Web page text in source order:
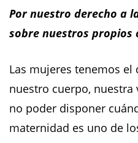
Por nuestro derecho a
sobre nuestros propios
Las mujeres tenemos
nuestro cuerpo, nuestra
no poder disponer
maternidad es uno de